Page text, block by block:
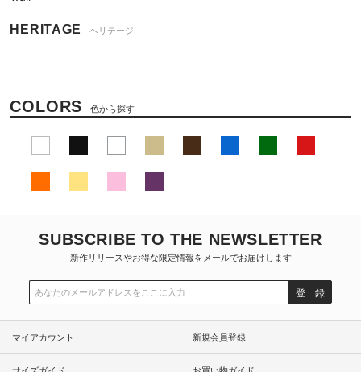
HERITAGE ヘリテージ
COLORS 色から探す
SUBSCRIBE TO THE NEWSLETTER
新作リリースやお得な限定情報をメールでお届けします
登 録
マイアカウント 新規会員登録